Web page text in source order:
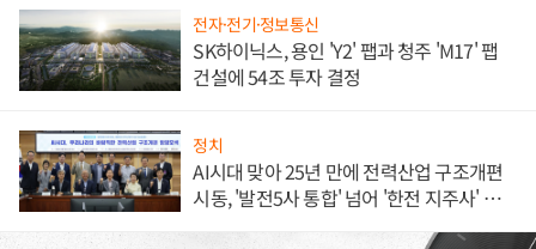
전자·전기·정보통신
SK하이닉스, 용인 'Y2' 팹과 청주 'M17' 팹
건설에 54조 투자 결정
정치
AI시대 맞아 25년 만에 전력산업 구조개편
시동, '발전5사 통합' 넘어 '한전 지주사' 재편